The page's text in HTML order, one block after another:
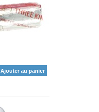
Ajouter au panier